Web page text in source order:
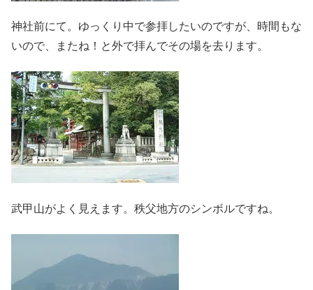
神社前にて。ゆっくり中で参拝したいのですが、時間もな
いので、またね！と外で拝んでその場を去ります。
武甲山がよく見えます。秩父地方のシンボルですね。